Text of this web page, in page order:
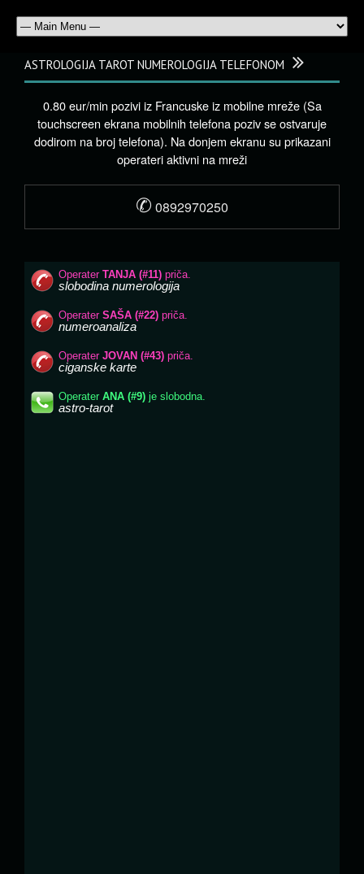
ASTROLOGIJA TAROT NUMEROLOGIJA TELEFONOM
0.80 eur/min pozivi iz Francuske iz mobilne mreže (Sa
touchscreen ekrana mobilnih telefona poziv se ostvaruje
dodirom na broj telefona). Na donjem ekranu su prikazani
operateri aktivni na mreži
✆ 0892970250